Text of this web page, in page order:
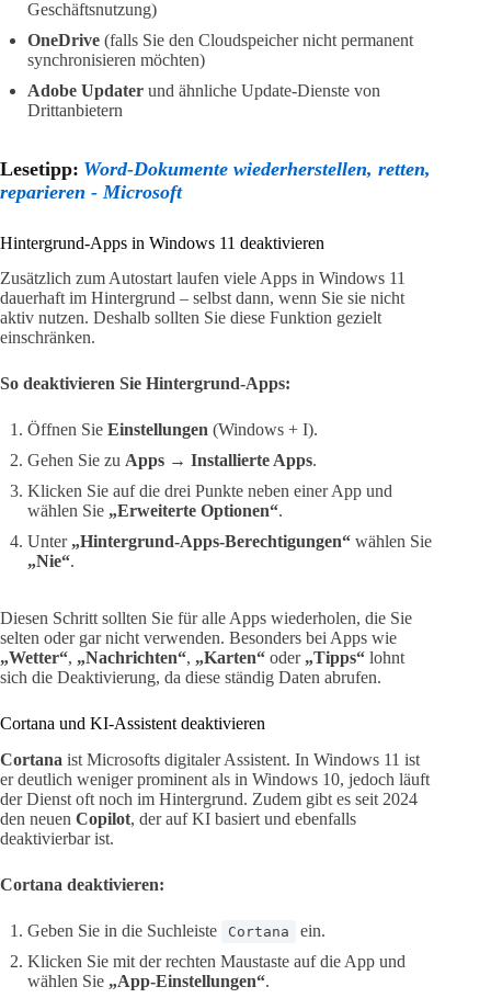
Geschäftsnutzung)
OneDrive (falls Sie den Cloudspeicher nicht permanent
synchronisieren möchten)
Adobe Updater und ähnliche Update-Dienste von
Drittanbietern
Lesetipp: Word-Dokumente wiederherstellen, retten,
reparieren - Microsoft
Hintergrund-Apps in Windows 11 deaktivieren
Zusätzlich zum Autostart laufen viele Apps in Windows 11
dauerhaft im Hintergrund – selbst dann, wenn Sie sie nicht
aktiv nutzen. Deshalb sollten Sie diese Funktion gezielt
einschränken.
So deaktivieren Sie Hintergrund-Apps:
Öffnen Sie Einstellungen (Windows + I).
Gehen Sie zu Apps → Installierte Apps.
Klicken Sie auf die drei Punkte neben einer App und
wählen Sie „Erweiterte Optionen“.
Unter „Hintergrund-Apps-Berechtigungen“ wählen Sie
„Nie“.
Diesen Schritt sollten Sie für alle Apps wiederholen, die Sie
selten oder gar nicht verwenden. Besonders bei Apps wie
„Wetter“, „Nachrichten“, „Karten“ oder „Tipps“ lohnt
sich die Deaktivierung, da diese ständig Daten abrufen.
Cortana und KI-Assistent deaktivieren
Cortana ist Microsofts digitaler Assistent. In Windows 11 ist
er deutlich weniger prominent als in Windows 10, jedoch läuft
der Dienst oft noch im Hintergrund. Zudem gibt es seit 2024
den neuen Copilot, der auf KI basiert und ebenfalls
deaktivierbar ist.
Cortana deaktivieren:
Geben Sie in die Suchleiste Cortana
ein.
Klicken Sie mit der rechten Maustaste auf die App und
wählen Sie „App-Einstellungen“.